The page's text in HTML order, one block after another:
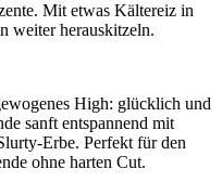
Mit etwas Kältereiz in
weiter herauskitzeln.
High: glücklich und
sanft entspannend mit
Erbe. Perfekt für den
ohne harten Cut.